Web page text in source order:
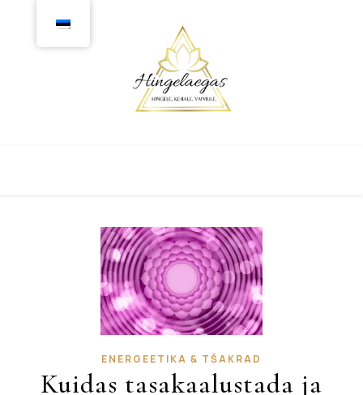
ENERGEETIKA & TŠAKRAD
Kuidas tasakaalustada ja